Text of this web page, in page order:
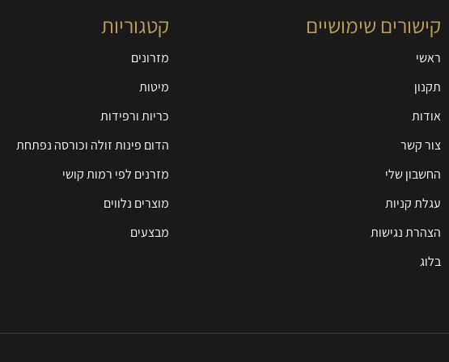
קישורים שימושיים
ראשי
תקנון
אודות
צור קשר
החשבון שלי
עגלת קניות
הצהרת נגישות
בלוג
קטגוריות
מזרונים
מיטות
כריות ורפידות
הדום פינות זולה וכורסה נפתחת
מזרנים לפי רמות קושי
מוצרים נלווים
מבצעים